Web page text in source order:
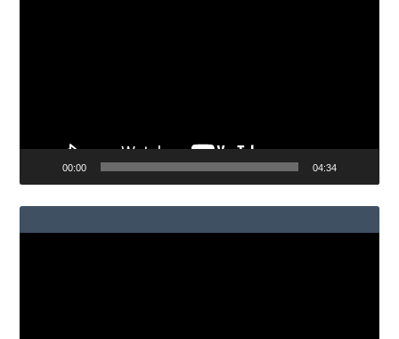
00:00 04:34